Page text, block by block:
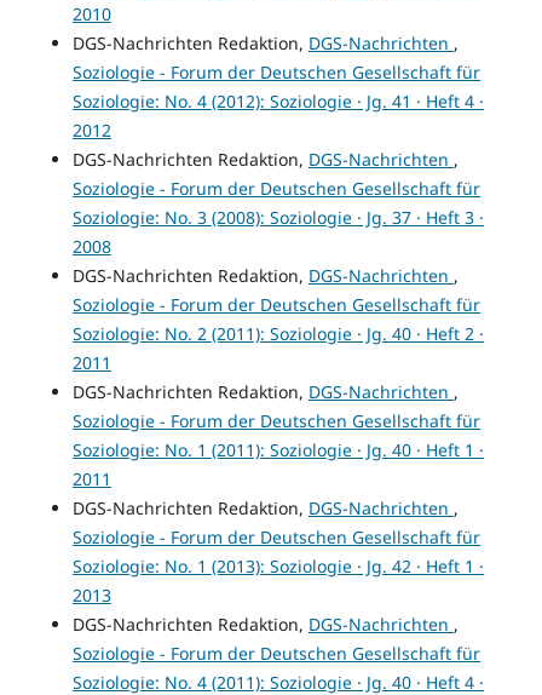
2010
DGS-Nachrichten Redaktion, DGS-Nachrichten ,
Soziologie - Forum der Deutschen Gesellschaft für
Soziologie: No. 4 (2012): Soziologie · Jg. 41 · Heft 4 ·
2012
DGS-Nachrichten Redaktion, DGS-Nachrichten ,
Soziologie - Forum der Deutschen Gesellschaft für
Soziologie: No. 3 (2008): Soziologie · Jg. 37 · Heft 3 ·
2008
DGS-Nachrichten Redaktion, DGS-Nachrichten ,
Soziologie - Forum der Deutschen Gesellschaft für
Soziologie: No. 2 (2011): Soziologie · Jg. 40 · Heft 2 ·
2011
DGS-Nachrichten Redaktion, DGS-Nachrichten ,
Soziologie - Forum der Deutschen Gesellschaft für
Soziologie: No. 1 (2011): Soziologie · Jg. 40 · Heft 1 ·
2011
DGS-Nachrichten Redaktion, DGS-Nachrichten ,
Soziologie - Forum der Deutschen Gesellschaft für
Soziologie: No. 1 (2013): Soziologie · Jg. 42 · Heft 1 ·
2013
DGS-Nachrichten Redaktion, DGS-Nachrichten ,
Soziologie - Forum der Deutschen Gesellschaft für
Soziologie: No. 4 (2011): Soziologie · Jg. 40 · Heft 4 ·